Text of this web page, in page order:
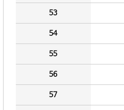
53
54
55
56
57